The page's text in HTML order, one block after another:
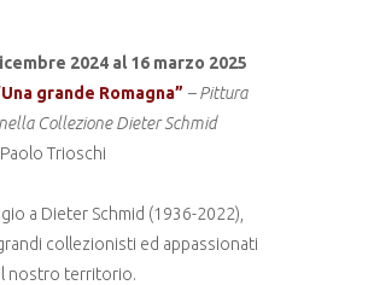
2024 al 16 marzo 2025
grande Romagna” – Pittura
Collezione Dieter Schmid
Trioschi
a Dieter Schmid (1936-2022),
collezionisti ed appassionati
nostro territorio.